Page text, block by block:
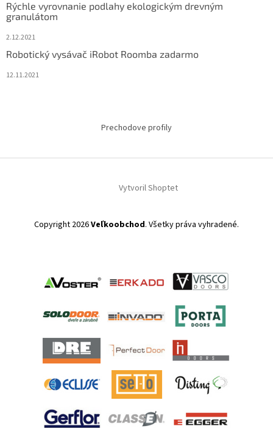
Rýchle vyrovnanie podlahy ekologickým drevným
granulátom
2.12.2021
Robotický vysávač iRobot Roomba zadarmo
12.11.2021
Prechodove profily
Vytvoril Shoptet
Copyright 2026Veľkoobchod. Všetky práva vyhradené.